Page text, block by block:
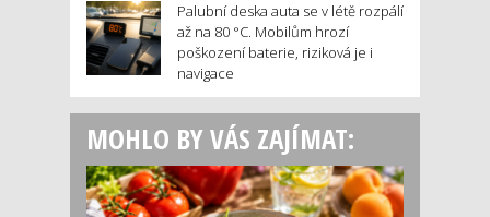
Palubní deska auta se v létě rozpálí
až na 80 °C. Mobilům hrozí
poškození baterie, riziková je i
navigace
MOHLO BY VÁS ZAJÍMAT: